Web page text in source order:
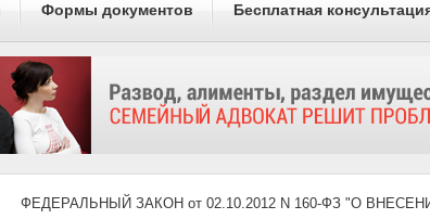
Формы документов Бесплатная
ФЕДЕРАЛЬНЫЙ ЗАКОН от 02.10.2012 N 160-ФЗ "О